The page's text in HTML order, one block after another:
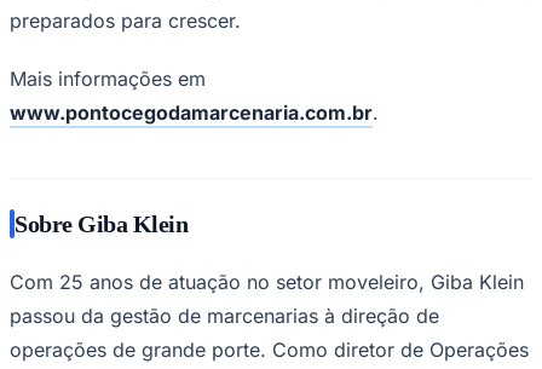
preparados para crescer.
Mais informações em
www.pontocegodamarcenaria.com.br.
Sobre Giba Klein
Com 25 anos de atuação no setor moveleiro, Giba Klein
passou da gestão de marcenarias à direção de
operações de grande porte. Como diretor de Operações